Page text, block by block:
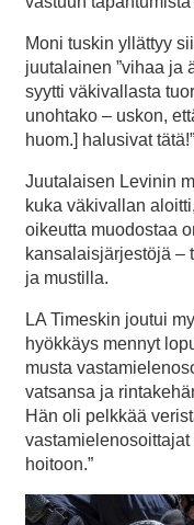
Moni tuskin yllättyy
juutalainen ”vihaa ja
syytti väkivallasta
unohtako – uskon,
huom.] halusivat tätä!”
Juutalaisen Levinin
kuka väkivallan
oikeutta muodostaa
kansalaisjärjestöjä –
ja mustilla.
LA Timeskin joutui
hyökkäys mennyt
musta
vatsansa ja
Hän oli pelkkää
hoitoon.”